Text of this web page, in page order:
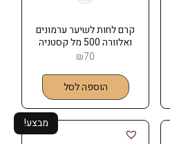
קרם לחות לשיער ערמונים
ואלוורה 500 מל קסטניה
₪70
הוספה לסל
מבצע!